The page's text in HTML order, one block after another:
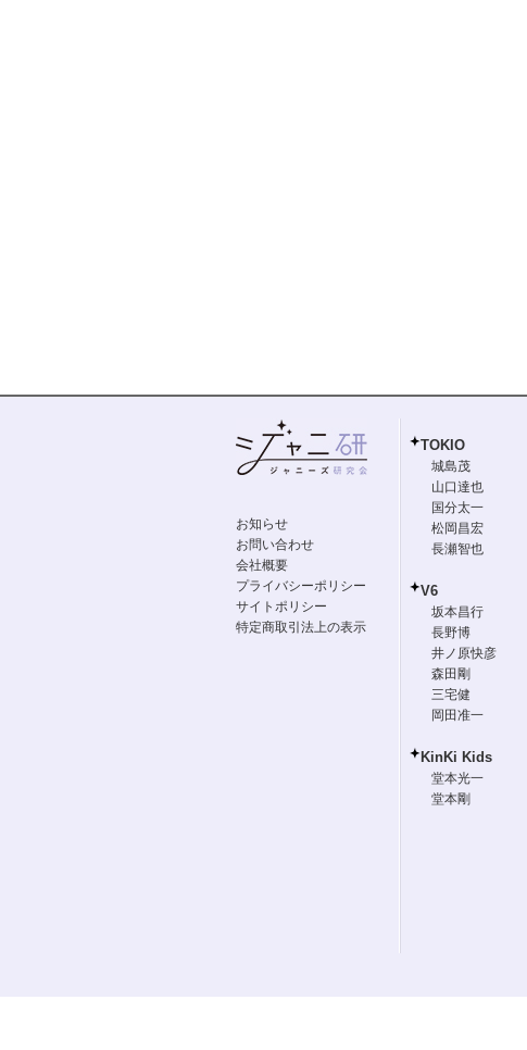
お知らせ
お問い合わせ
会社概要
プライバシーポリシー
サイトポリシー
特定商取引法上の表示
TOKIO
城島茂
山口達也
国分太一
松岡昌宏
長瀬智也
V6
坂本昌行
長野博
井ノ原快彦
森田剛
三宅健
岡田准一
KinKi Kids
堂本光一
堂本剛